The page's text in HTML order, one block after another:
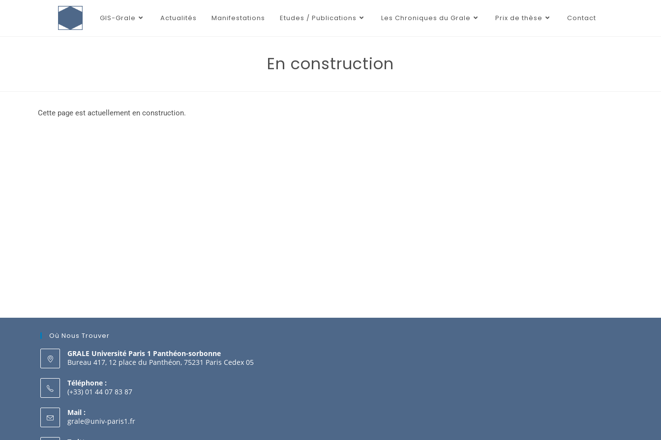
GIS-Grale Actualités Manifestations Etudes / Publications Les Chroniques du Grale Prix de thèse Contact
En construction
Cette page est actuellement en construction.
Où Nous Trouver
GRALE Université Paris 1 Panthéon-sorbonne
Bureau 417, 12 place du Panthéon, 75231 Paris Cedex 05
Téléphone :
(+33) 01 44 07 83 87
Mail :
grale@univ-paris1.fr